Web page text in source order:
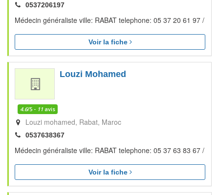
0537206197
Médecin généraliste ville: RABAT telephone: 05 37 20 61 97 /
Voir la fiche
Louzi Mohamed
4.6/5 - 11 avis
Louzi mohamed Rabat Maroc
0537638367
Médecin généraliste ville: RABAT telephone: 05 37 63 83 67 /
Voir la fiche